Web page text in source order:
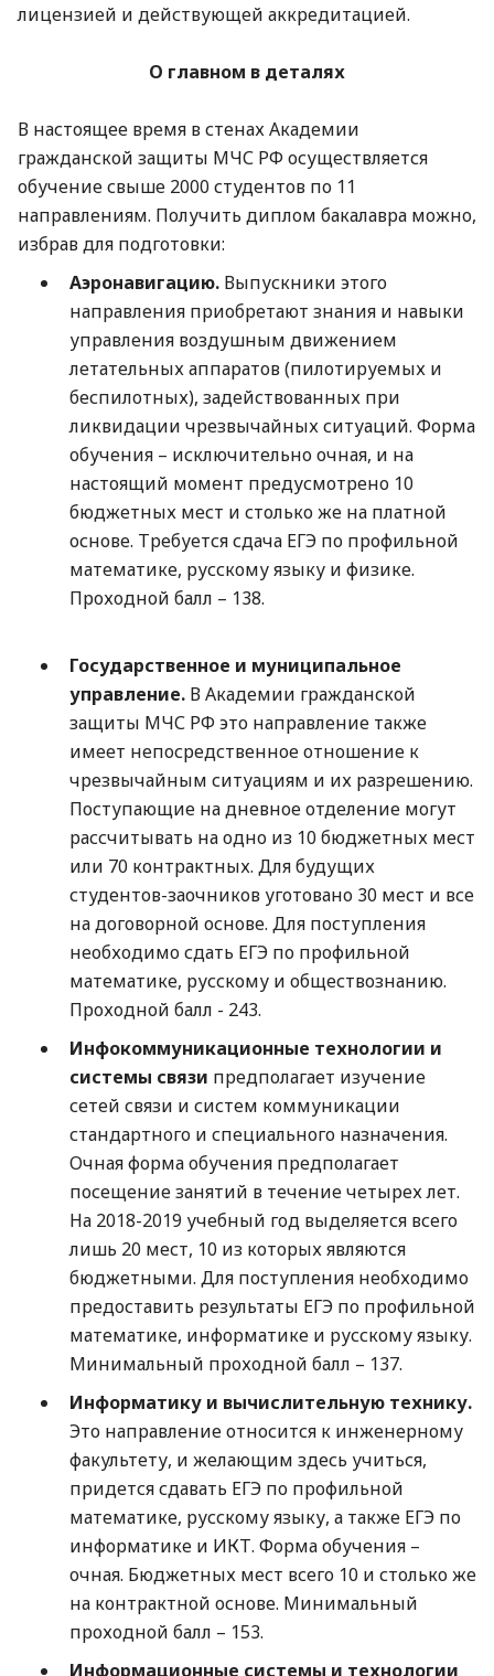
лицензией и действующей аккредитацией.
О главном в деталях
В настоящее время в стенах Академии
гражданской защиты МЧС РФ осуществляется
обучение свыше 2000 студентов по 11
направлениям. Получить диплом бакалавра можно,
избрав для подготовки:
Аэронавигацию.Выпускники этого
направления приобретают знания и навыки
управления воздушным движением
летательных аппаратов (пилотируемых и
беспилотных), задействованных при
ликвидации чрезвычайных ситуаций. Форма
обучения – исключительно очная, и на
настоящий момент предусмотрено 10
бюджетных мест и столько же на платной
основе. Требуется сдача ЕГЭ по профильной
математике, русскому языку и физике.
Проходной балл – 138.
Государственное и муниципальное
управление.В Академии гражданской
защиты МЧС РФ это направление также
имеет непосредственное отношение к
чрезвычайным ситуациям и их разрешению.
Поступающие на дневное отделение могут
рассчитывать на одно из 10 бюджетных мест
или 70 контрактных. Для будущих
студентов-заочников уготовано 30 мест и все
на договорной основе. Для поступления
необходимо сдать ЕГЭ по профильной
математике, русскому и обществознанию.
Проходной балл - 243.
Инфокоммуникационные технологии и
системы связи предполагает изучение
сетей связи и систем коммуникации
стандартного и специального назначения.
Очная форма обучения предполагает
посещение занятий в течение четырех лет.
На 2018-2019 учебный год выделяется всего
лишь 20 мест, 10 из которых являются
бюджетными. Для поступления необходимо
предоставить результаты ЕГЭ по профильной
математике, информатике и русскому языку.
Минимальный проходной балл – 137.
Информатику и вычислительную технику.
Это направление относится к инженерному
факультету, и желающим здесь учиться,
придется сдавать ЕГЭ по профильной
математике, русскому языку, а также ЕГЭ по
информатике и ИКТ. Форма обучения –
очная. Бюджетных мест всего 10 и столько же
на контрактной основе. Минимальный
проходной балл – 153.
Информационные системы и технологии